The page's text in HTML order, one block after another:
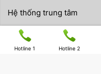
Hệ thống trung tâm
Copyright
Hotline 1 Hotline 2